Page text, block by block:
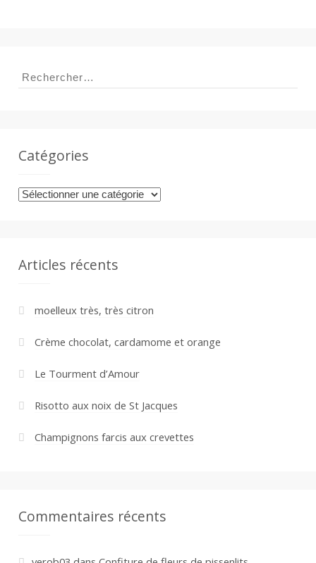
Rechercher :
Catégories
Catégories
Articles récents
moelleux très, très citron
Crème chocolat, cardamome et orange
Le Tourment d’Amour
Risotto aux noix de St Jacques
Champignons farcis aux crevettes
Commentaires récents